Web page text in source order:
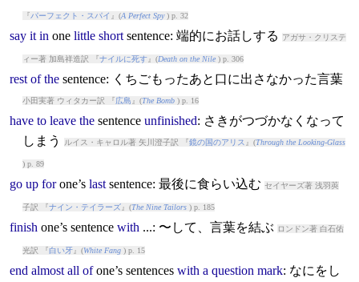
『パーフェクト・スパイ 』(A Perfect Spy) p. 32
say it in one little short sentence: 端的にお話しする アガサ・クリステ
ィー著 加島祥造訳 『ナイルに死す』(Death on the Nile) p. 306
rest of the sentence: くちごもったあと口に出さなかった言葉
小田実著 ウィタカー訳 『広島 』(The Bomb) p. 16
have to leave the sentence unfinished: さきがつづかなくなって
しまう
ルイス・キャロル著 矢川澄子訳 『鏡の国のアリス 』(Through the Looking-Glass
) p. 89
go up forone’s last sentence: 最後に食らい込む セイヤーズ著 浅羽莢
子訳 『ナイン・テイラーズ』(The Nine Tailors) p. 185
finish one’s sentence with ...: 〜して、言葉を結ぶ ロンドン著 白石佑
光訳 『白い牙』(White Fang) p. 15
end almost all ofone’s sentences with a question mark: なにをし